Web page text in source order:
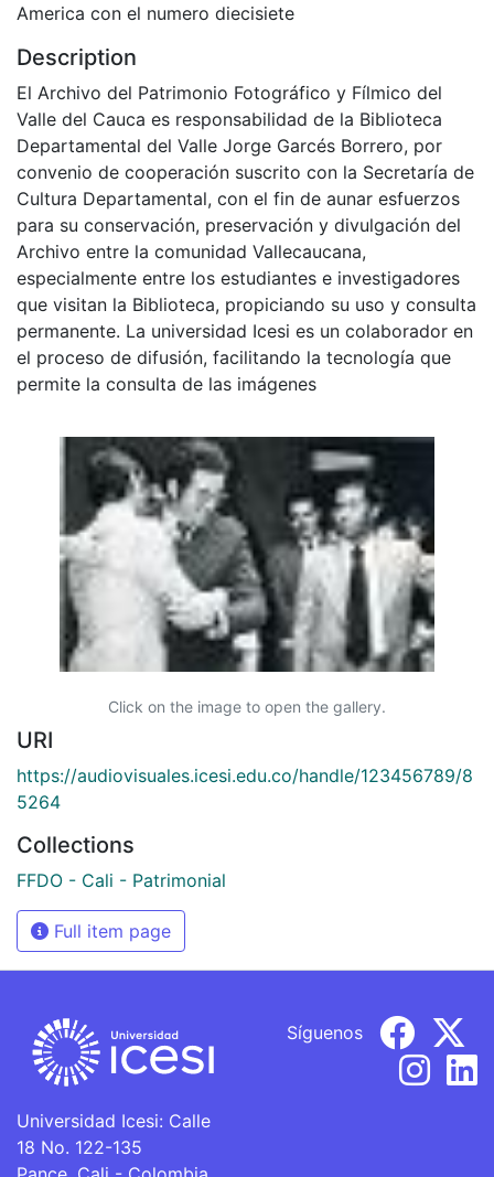
America con el numero diecisiete
Description
El Archivo del Patrimonio Fotográfico y Fílmico del
Valle del Cauca es responsabilidad de la Biblioteca
Departamental del Valle Jorge Garcés Borrero, por
convenio de cooperación suscrito con la Secretaría de
Cultura Departamental, con el fin de aunar esfuerzos
para su conservación, preservación y divulgación del
Archivo entre la comunidad Vallecaucana,
especialmente entre los estudiantes e investigadores
que visitan la Biblioteca, propiciando su uso y consulta
permanente. La universidad Icesi es un colaborador en
el proceso de difusión, facilitando la tecnología que
permite la consulta de las imágenes
Click on the image to open the gallery.
URI
https://audiovisuales.icesi.edu.co/handle/123456789/8
5264
Collections
FFDO - Cali - Patrimonial
Full item page
Universidad Icesi: Calle
18 No. 122-135
Síguenos